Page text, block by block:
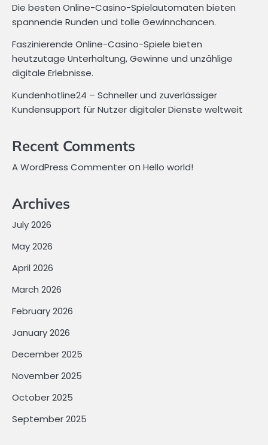
Die besten Online-Casino-Spielautomaten bieten
spannende Runden und tolle Gewinnchancen.
Faszinierende Online-Casino-Spiele bieten
heutzutage Unterhaltung, Gewinne und unzählige
digitale Erlebnisse.
Kundenhotline24 – Schneller und zuverlässiger
Kundensupport für Nutzer digitaler Dienste weltweit
Recent Comments
A WordPress CommenteronHello world!
Archives
July 2026
May 2026
April 2026
March 2026
February 2026
January 2026
December 2025
November 2025
October 2025
September 2025